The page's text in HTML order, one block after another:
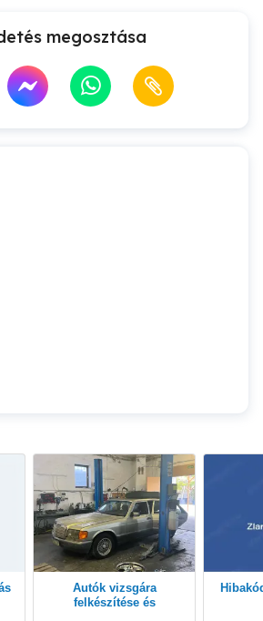
megosztása
Autók vizsgára
felkészítése és
Hibakódok olvasása és